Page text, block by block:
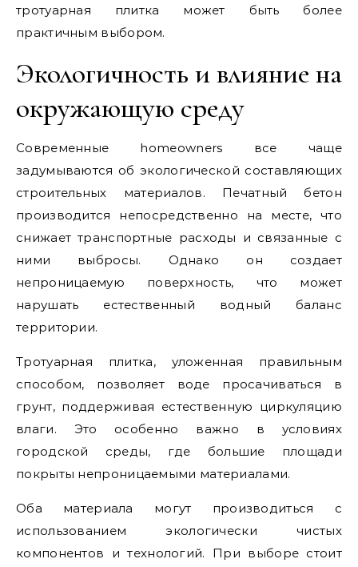
тротуарная плитка может быть более
практичным выбором.
Экологичность и влияние на
окружающую среду
Современные homeowners все чаще
задумываются об экологической составляющих
строительных материалов. Печатный бетон
производится непосредственно на месте, что
снижает транспортные расходы и связанные с
ними выбросы. Однако он создает
непроницаемую поверхность, что может
нарушать естественный водный баланс
территории.
Тротуарная плитка, уложенная правильным
способом, позволяет воде просачиваться в
грунт, поддерживая естественную циркуляцию
влаги. Это особенно важно в условиях
городской среды, где большие площади
покрыты непроницаемыми материалами.
Оба материала могут производиться с
использованием экологически чистых
компонентов и технологий. При выборе стоит